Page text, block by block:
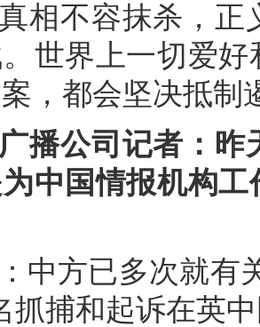
相不容抹杀，
世界上一切爱
，都会坚决抵制
播公司记者：昨
中国情报机构
中方已多次就有
抓捕和起诉在英